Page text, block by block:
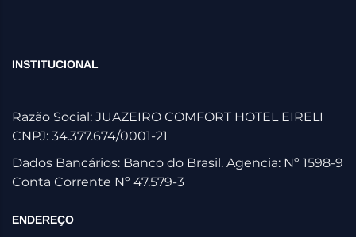
INSTITUCIONAL
Razão Social: JUAZEIRO COMFORT HOTEL EIRELI
CNPJ: 34.377.674/0001-21
Dados Bancários: Banco do Brasil. Agencia: Nº 1598-9
Conta Corrente Nº 47.579-3
ENDEREÇO